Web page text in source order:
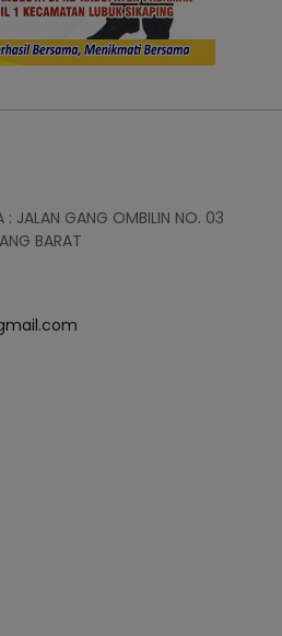
: JALAN GANG OMBILIN NO. 03
BARAT